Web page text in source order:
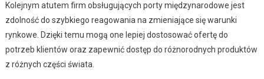
Kolejnym atutem firm obsługujących porty międzynarodowe jest
zdolność do szybkiego reagowania na zmieniające się warunki
rynkowe. Dzięki temu mogą one lepiej dostosować ofertę do
potrzeb klientów oraz zapewnić dostęp do różnorodnych produktów
z różnych części świata.